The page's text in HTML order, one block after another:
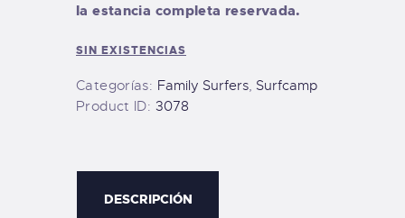
la estancia completa reservada.
SIN EXISTENCIAS
Categorías: Family Surfers, Surfcamp
Product ID: 3078
DESCRIPCIÓN